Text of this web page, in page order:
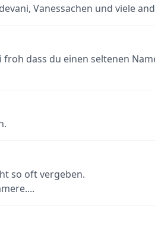
Vanessachen und viele
dass du einen seltenen
so oft vergeben.